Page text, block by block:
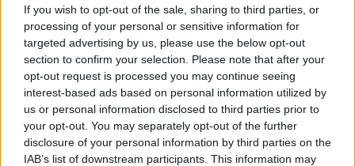
If you wish to opt-out of the sale, sharing to third parties, or
processing of your personal or sensitive information for
targeted advertising by us, please use the below opt-out
section to confirm your selection. Please note that after your
opt-out request is processed you may continue seeing
interest-based ads based on personal information utilized by
us or personal information disclosed to third parties prior to
your opt-out. You may separately opt-out of the further
disclosure of your personal information by third parties on the
IAB’s list of downstream participants. This information may
compañía ha reaccionado rápido —congelando
el programa— y no se han destapado fugas
externas. Si no hay más revelaciones, quedará
como una anécdota incómoda. Lo preocupante
es lo que normaliza: que la vigilancia en el
puesto de trabajo pueda venderse como
estrategia de innovación. Ahí la cosa se pone
más fea.